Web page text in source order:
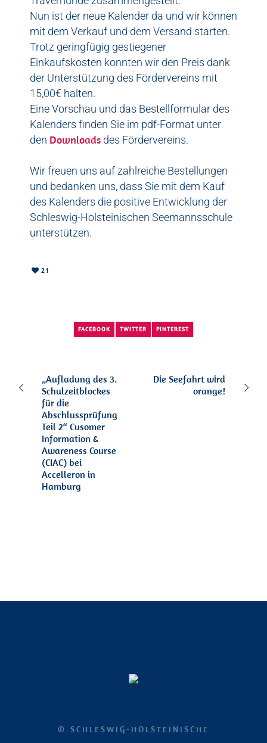
Nun ist der neue Kalender da und wir können
mit dem Verkauf und dem Versand starten.
Trotz geringfügig gestiegener
Einkaufskosten konnten wir den Preis dank
der Unterstützung des Fördervereins mit
15,00€ halten.
Eine Vorschau und das Bestellformular des
Kalenders finden Sie im pdf-Format unter
den Downloads des Fördervereins.
Wir freuen uns auf zahlreiche Bestellungen
und bedanken uns, dass Sie mit dem Kauf
des Kalenders die positive Entwicklung der
Schleswig-Holsteinischen Seemannsschule
unterstützen.
21
FACEBOOK TWITTER PINTEREST
„Aufladung des 3.
Schulzeitblockes
für die
Abschlussprüfung
Teil 2“ Cusomer
Information &
Awareness Course
(CIAC) bei
Accelleron in
Hamburg
Die Seefahrt wird
orange!
© SCHLESWIG-HOLSTEINISCHE